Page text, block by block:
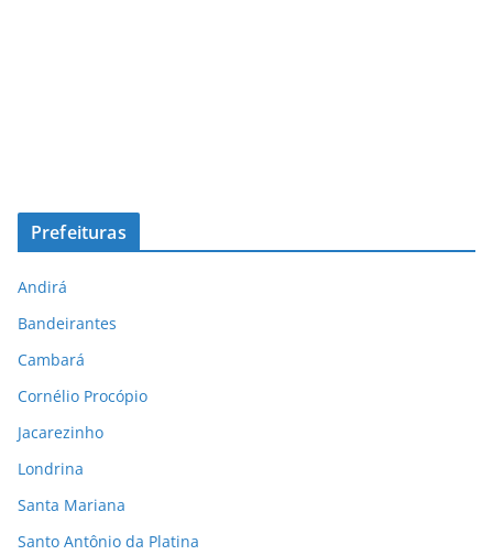
Prefeituras
Andirá
Bandeirantes
Cambará
Cornélio Procópio
Jacarezinho
Londrina
Santa Mariana
Santo Antônio da Platina